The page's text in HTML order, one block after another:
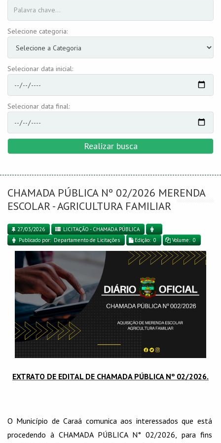
Selecione categoria:
Selecionar data inicial:
Selecionar data final:
Realizar busca
CHAMADA PÚBLICA Nº 02/2026 MERENDA
ESCOLAR - AGRICULTURA FAMILIAR
27/03/2026
LICITAÇÃO - CHAMADA PÚBLICA
Publicado por: Departamento de Licitações
Edição: 0 Volume: 0
EXTRATO DE EDITAL DE CHAMADA PÚBLICA Nº 02/2026.
O Município de Caraá comunica aos interessados que está
procedendo à CHAMADA PÚBLICA N° 02/2026, para fins